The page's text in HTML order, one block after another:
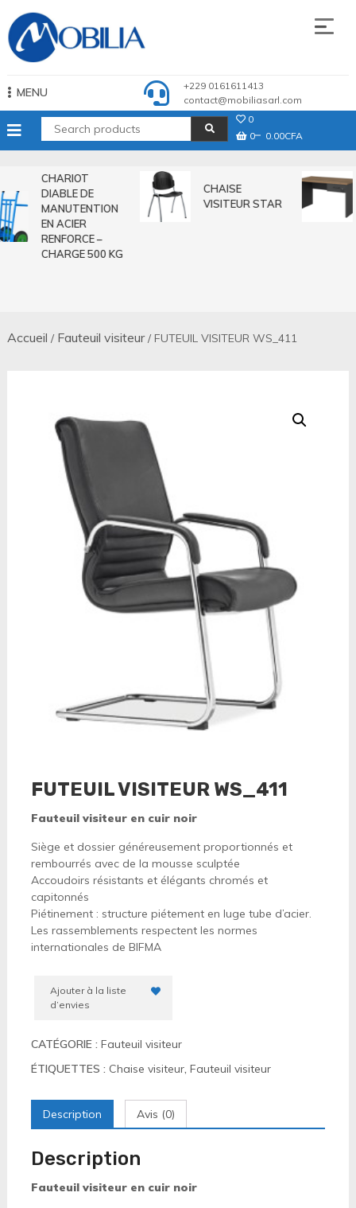
to
content
Mobilia Sarl
MENU
+229 0161611413
contact@mobiliasarl.com
0
0
0.00CFA
CHARIOT
DIABLE DE
MANUTENTION
EN ACIER
RENFORCE –
CHARGE 500 KG
CHAISE
VISITEUR STAR
Accueil / Fauteuil visiteur/ FUTEUIL VISITEUR WS_411
FUTEUIL VISITEUR WS_411
Fauteuil visiteur en cuir noir
Siège et dossier généreusement proportionnés et
rembourrés avec de la mousse sculptée
Accoudoirs résistants et élégants chromés et
capitonnés
Piétinement : structure piétement en luge tube d’acier.
Les rassemblements respectent les normes
internationales de BIFMA
Ajouter à la liste
d’envies
CATÉGORIE : Fauteuil visiteur
ÉTIQUETTES : Chaise visiteur, Fauteuil visiteur
Description Avis (0)
Description
Fauteuil visiteur en cuir noir